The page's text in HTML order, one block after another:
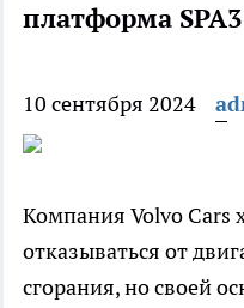
платформа SPA3
10 сентября 2024
Компания Volvo Cars
отказываться от
сгорания, но своей